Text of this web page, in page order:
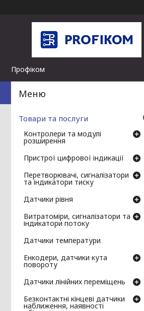
Профіком
Товари та послуги
Контролери та модулі
розширення
Пристрої цифрової індикації
Перетворювачі, сигналізатори
та індикатори тиску
Датчики рівня
Витратоміри, сигналізатори та
індикатори потоку
Датчики температури
Енкодери, датчики кута
повороту
Датчики лінійних переміщень
Безконтактні кінцеві датчики
наближення, наявності